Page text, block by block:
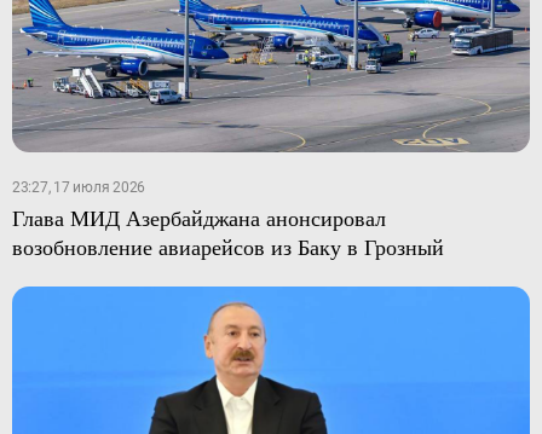
23:27, 17 июля 2026
Глава МИД Азербайджана анонсировал
возобновление авиарейсов из Баку в Грозный